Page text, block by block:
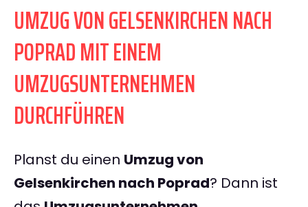
UMZUG VON GELSENKIRCHEN NACH
POPRAD MIT EINEM
UMZUGSUNTERNEHMEN
DURCHFÜHREN
Planst du einen Umzug von
Gelsenkirchen nach Poprad? Dann ist